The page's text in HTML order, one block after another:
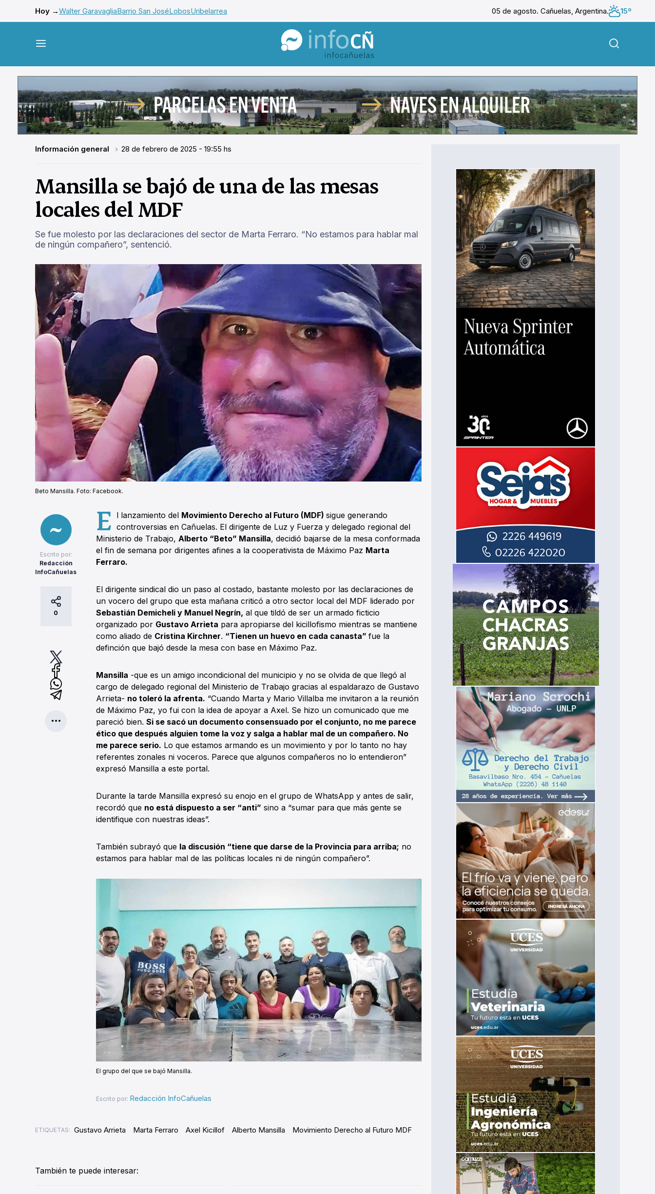
Hoy →Walter GaravagliaBarrio San JoséLobosUribelarrea 05 de agosto. Cañuelas, Argentina.
15º
InfoCañuelas
Información general 28 de febrero de 2025 - 19:55 hs
Mansilla se bajó de una de las mesas
locales del MDF
Se fue molesto por las declaraciones del sector de Marta Ferraro. “No estamos para hablar mal
de ningún compañero”, sentenció.
Beto Mansilla. Foto: Facebook.
Escrito por:
Redacción
InfoCañuelas
0
E l lanzamiento del Movimiento Derecho al Futuro (MDF)sigue generando
controversias en Cañuelas. El dirigente de Luz y Fuerza y delegado regional del
Ministerio de Trabajo, Alberto “Beto” Mansilla, decidió bajarse de la mesa conformada
el fin de semana por dirigentes afines a la cooperativista de Máximo Paz Marta
Ferraro.
El dirigente sindical dio un paso al costado, bastante molesto por las declaraciones de
un vocero del grupo que esta mañana criticó a otro sector local del MDF liderado por
Sebastián Demicheli y Manuel Negrín, al que tildó de ser un armado ficticio
organizado por Gustavo Arrieta para apropiarse del kicillofismo mientras se mantiene
como aliado de Cristina Kirchner. “Tienen un huevo en cada canasta” fue la
definción que bajó desde la mesa con base en Máximo Paz.
Mansilla -que es un amigo incondicional del municipio y no se olvida de que llegó al
cargo de delegado regional del Ministerio de Trabajo gracias al espaldarazo de Gustavo
Arrieta- no toleró la afrenta. “Cuando Marta y Mario Villalba me invitaron a la reunión
de Máximo Paz, yo fui con la idea de apoyar a Axel. Se hizo un comunicado que me
pareció bien. Si se sacó un documento consensuado por el conjunto, no me parece
ético que después alguien tome la voz y salga a hablar mal de un compañero. No
me parece serio. Lo que estamos armando es un movimiento y por lo tanto no hay
referentes zonales ni voceros. Parece que algunos compañeros no lo entendieron”
expresó Mansilla a este portal.
Durante la tarde Mansilla expresó su enojo en el grupo de WhatsApp y antes de salir,
recordó que no está dispuesto a ser “anti” sino a “sumar para que más gente se
identifique con nuestras ideas”.
También subrayó que la discusión “tiene que darse de la Provincia para arriba; no
estamos para hablar mal de las políticas locales ni de ningún compañero”.
El grupo del que se bajó Mansilla.
Escrito por: Redacción InfoCañuelas
ETIQUETAS: Gustavo Arrieta Marta Ferraro Axel Kicillof Alberto Mansilla Movimiento Derecho al Futuro MDF
También te puede interesar: